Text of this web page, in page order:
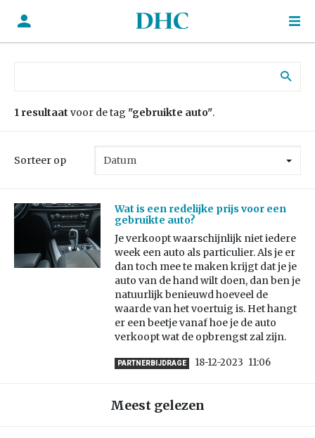
1 resultaat voor de tag "gebruikte auto".
Sorteer op
Wat is een redelijke prijs voor een
gebruikte auto?
Je verkoopt waarschijnlijk niet iedere
week een auto als particulier. Als je er
dan toch mee te maken krijgt dat je je
auto van de hand wilt doen, dan ben je
natuurlijk benieuwd hoeveel de
waarde van het voertuig is. Het hangt
er een beetje vanaf hoe je de auto
verkoopt wat de opbrengst zal zijn.
PARTNERBIJDRAGE 18-12-2023 11:06
Meest gelezen